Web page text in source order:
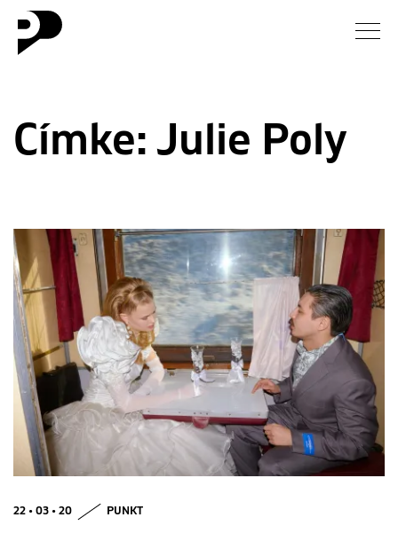
Galéria
Esszé
Blog
Rólunk
ENGLISH
Címke: Julie Poly
22 • 03 • 20 PUNKT